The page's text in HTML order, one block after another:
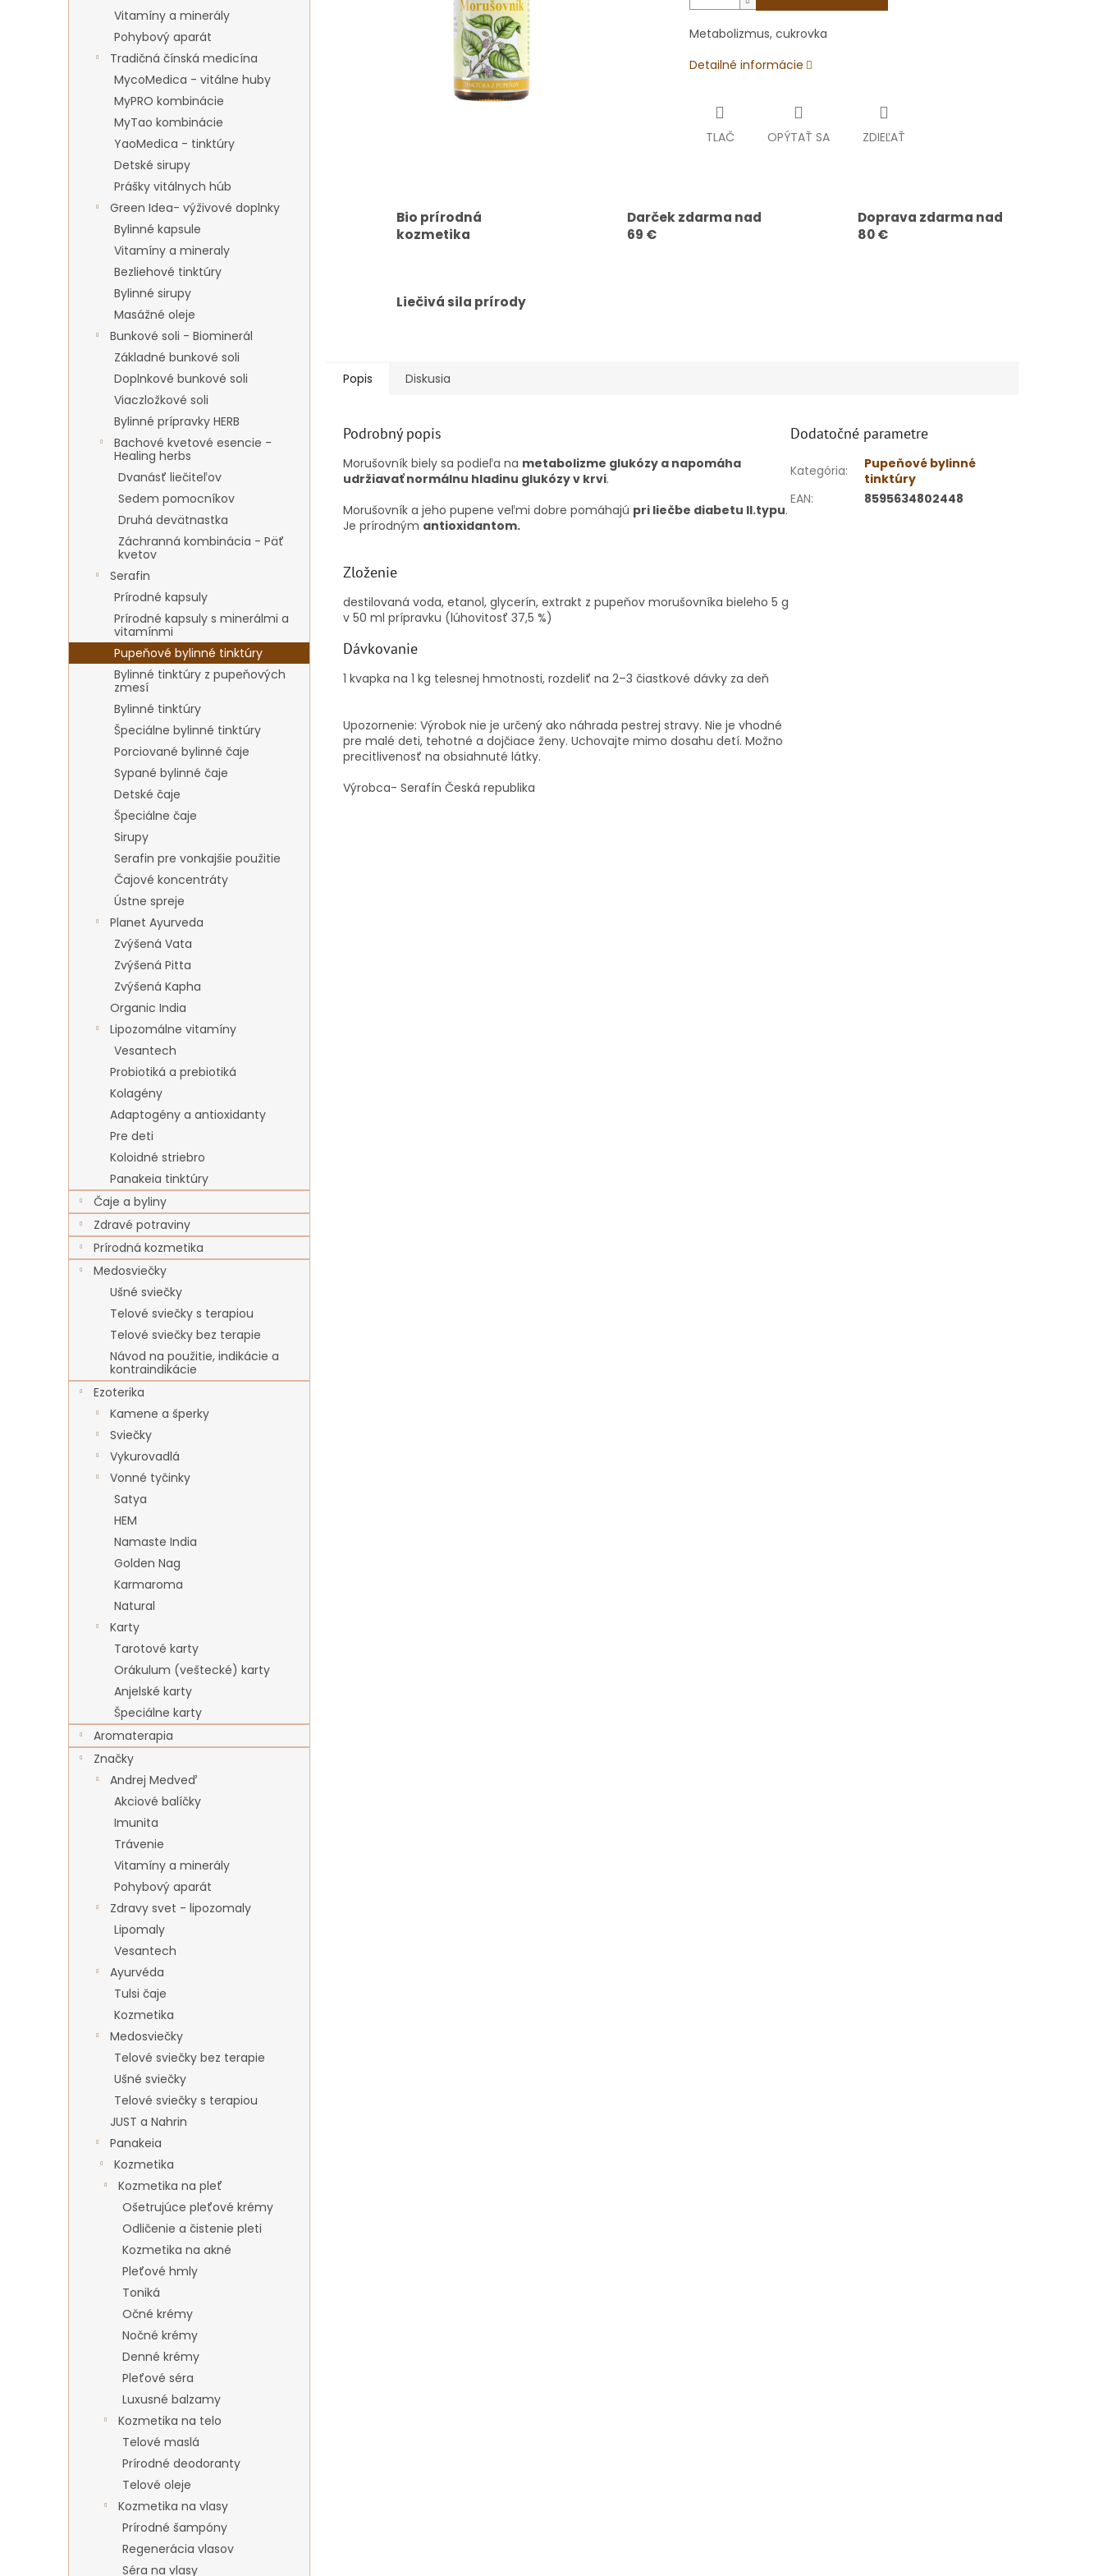
Vitamíny a minerály
Pohybový aparát
Tradičná čínská medicína
MycoMedica - vitálne huby
MyPRO kombinácie
MyTao kombinácie
YaoMedica - tinktúry
Detské sirupy
Prášky vitálnych húb
Green Idea- výživové doplnky
Bylinné kapsule
Vitamíny a mineraly
Bezliehové tinktúry
Bylinné sirupy
Masážné oleje
Bunkové soli - Biominerál
Základné bunkové soli
Doplnkové bunkové soli
Viaczložkové soli
Bylinné prípravky HERB
Bachové kvetové esencie -
Healing herbs
Dvanásť liečiteľov
Sedem pomocníkov
Druhá devätnastka
Záchranná kombinácia - Päť
kvetov
Serafin
Prírodné kapsuly
Prírodné kapsuly s minerálmi a
vitamínmi
Pupeňové bylinné tinktúry
Bylinné tinktúry z pupeňových
zmesí
Bylinné tinktúry
Špeciálne bylinné tinktúry
Porciované bylinné čaje
Sypané bylinné čaje
Detské čaje
Špeciálne čaje
Sirupy
Serafin pre vonkajšie použitie
Čajové koncentráty
Ústne spreje
Planet Ayurveda
Zvýšená Vata
Zvýšená Pitta
Zvýšená Kapha
Organic India
Lipozomálne vitamíny
Vesantech
Probiotiká a prebiotiká
Kolagény
Adaptogény a antioxidanty
Pre deti
Koloidné striebro
Panakeia tinktúry
Čaje a byliny
Zdravé potraviny
Prírodná kozmetika
Medosviečky
Ušné sviečky
Telové sviečky s terapiou
Telové sviečky bez terapie
Návod na použitie, indikácie a
kontraindikácie
Ezoterika
Kamene a šperky
Sviečky
Vykurovadlá
Vonné tyčinky
Satya
HEM
Namaste India
Golden Nag
Karmaroma
Natural
Karty
Tarotové karty
Orákulum (veštecké) karty
Anjelské karty
Špeciálne karty
Aromaterapia
Značky
Andrej Medveď
Akciové balíčky
Imunita
Trávenie
Vitamíny a minerály
Pohybový aparát
Zdravy svet - lipozomaly
Lipomaly
Vesantech
Ayurvéda
Tulsi čaje
Kozmetika
Medosviečky
Telové sviečky bez terapie
Ušné sviečky
Telové sviečky s terapiou
JUST a Nahrin
Panakeia
Kozmetika
Kozmetika na pleť
Ošetrujúce pleťové krémy
Odličenie a čistenie pleti
Kozmetika na akné
Pleťové hmly
Toniká
Očné krémy
Nočné krémy
Denné krémy
Pleťové séra
Luxusné balzamy
Kozmetika na telo
Telové maslá
Prírodné deodoranty
Telové oleje
Kozmetika na vlasy
Prírodné šampóny
Regenerácia vlasov
Séra na vlasy
Metabolizmus, cukrovka
Detailné informácie
TLAČ OPÝTAŤ SA ZDIEĽAŤ
Bio prírodná
kozmetika
Darček zdarma nad
69 €
Doprava zdarma nad
80 €
Liečivá sila prírody
Popis Diskusia
Podrobný popis
Morušovník biely sa podieľa na metabolizme glukózy a napomáha
udržiavať normálnu hladinu glukózy v krvi.
Morušovník a jeho pupene veľmi dobre pomáhajú pri liečbe diabetu II.typu.
Je prírodným antioxidantom.
Zloženie
destilovaná voda, etanol, glycerín, extrakt z pupeňov morušovníka bieleho 5 g
v 50 ml prípravku (lúhovitosť 37,5 %)
Dávkovanie
1 kvapka na 1 kg telesnej hmotnosti, rozdeliť na 2–3 čiastkové dávky za deň
Upozornenie: Výrobok nie je určený ako náhrada pestrej stravy. Nie je vhodné
pre malé deti, tehotné a dojčiace ženy. Uchovajte mimo dosahu detí. Možno
precitlivenosť na obsiahnuté látky.
Výrobca- Serafín Česká republika
Dodatočné parametre
Kategória:
Pupeňové bylinné
tinktúry
EAN: 8595634802448